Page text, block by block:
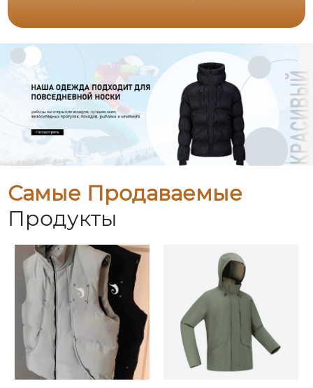
Самые Продаваемые
Продукты